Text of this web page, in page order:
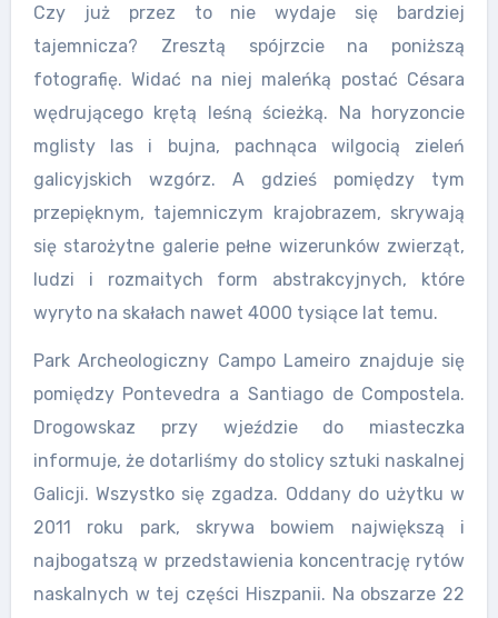
Czy już przez to nie wydaje się bardziej
tajemnicza? Zresztą spójrzcie na poniższą
fotografię. Widać na niej maleńką postać Césara
wędrującego krętą leśną ścieżką. Na horyzoncie
mglisty las i bujna, pachnąca wilgocią zieleń
galicyjskich wzgórz. A gdzieś pomiędzy tym
przepięknym, tajemniczym krajobrazem, skrywają
się starożytne galerie pełne wizerunków zwierząt,
ludzi i rozmaitych form abstrakcyjnych, które
wyryto na skałach nawet 4000 tysiące lat temu.
Park Archeologiczny Campo Lameiro znajduje się
pomiędzy Pontevedra a Santiago de Compostela.
Drogowskaz przy wjeździe do miasteczka
informuje, że dotarliśmy do stolicy sztuki naskalnej
Galicji. Wszystko się zgadza. Oddany do użytku w
2011 roku park, skrywa bowiem największą i
najbogatszą w przedstawienia koncentrację rytów
naskalnych w tej części Hiszpanii. Na obszarze 22